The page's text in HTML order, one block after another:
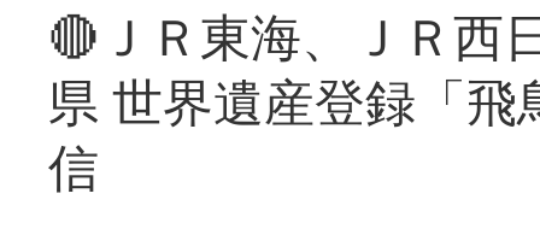
🔴ＪＲ東海、ＪＲ西
県 世界遺産登録「
信